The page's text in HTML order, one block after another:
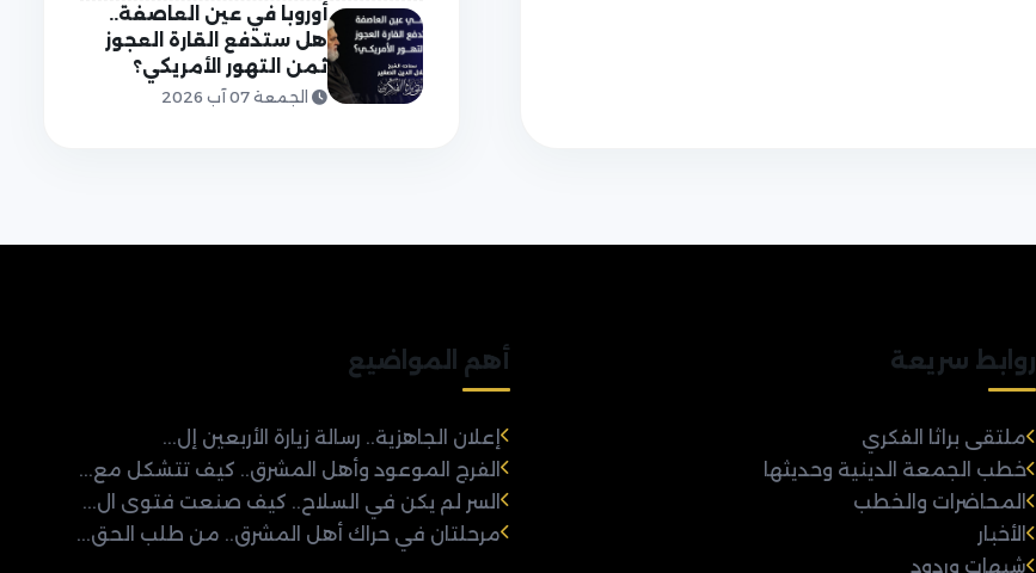
أوروبا في عين العاصفة..
هل ستدفع القارة العجوز
ثمن التهور الأمريكي؟
الجمعة 07 آب 2026
روابط سريعة
ملتقى براثا الفكري
خطب الجمعة الدينية وحديثها
المحاضرات والخطب
الأخبار
شبهات وردود
أهم المواضيع
إعلان الجاهزية.. رسالة زيارة الأربعين إل...
الفرج الموعود وأهل المشرق.. كيف تتشكل مع...
السر لم يكن في السلاح.. كيف صنعت فتوى ال...
مرحلتان في حراك أهل المشرق.. من طلب الحق...